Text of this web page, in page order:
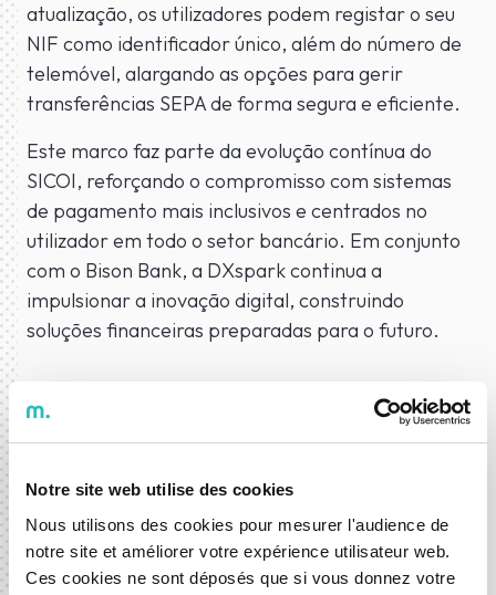
Notre site web utilise des cookies
Nous utilisons des cookies pour mesurer l'audience de
notre site et améliorer votre expérience utilisateur web.
Ces cookies ne sont déposés que si vous donnez votre
atualização, os utilizadores podem registar o seu
NIF como identificador único, além do número de
telemóvel, alargando as opções para gerir
transferências SEPA de forma segura e eficiente.
Este marco faz parte da evolução contínua do
SICOI, reforçando o compromisso com sistemas
de pagamento mais inclusivos e centrados no
utilizador em todo o setor bancário. Em conjunto
com o Bison Bank, a DXspark continua a
impulsionar a inovação digital, construindo
soluções financeiras preparadas para o futuro.
23 jul. 2025
Notícias Desenvolvimento